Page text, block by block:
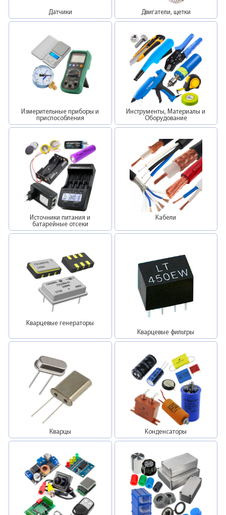
Датчики Двигатели, щетки
Измерительные приборы и
приспособления
Инструменты, Материалы и
Оборудование
Источники питания и
батарейные отсеки
Кабели
Кварцевые генераторы
Кварцевые фильтры
Кварцы Конденсаторы